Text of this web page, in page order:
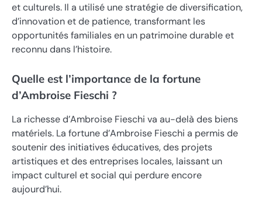
et culturels. Il a utilisé une stratégie de diversification,
d’innovation et de patience, transformant les
opportunités familiales en un patrimoine durable et
reconnu dans l’histoire.
Quelle est l’importance de la fortune
d’Ambroise Fieschi ?
La richesse d’Ambroise Fieschi va au-delà des biens
matériels. La fortune d’Ambroise Fieschi a permis de
soutenir des initiatives éducatives, des projets
artistiques et des entreprises locales, laissant un
impact culturel et social qui perdure encore
aujourd’hui.